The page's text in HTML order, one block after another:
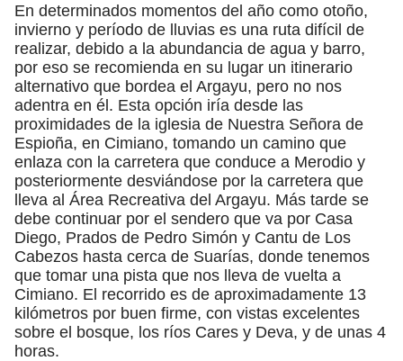
En determinados momentos del año como otoño,
invierno y período de lluvias es una ruta difícil de
realizar, debido a la abundancia de agua y barro,
por eso se recomienda en su lugar un itinerario
alternativo que bordea el Argayu, pero no nos
adentra en él. Esta opción iría desde las
proximidades de la iglesia de Nuestra Señora de
Espioña, en Cimiano, tomando un camino que
enlaza con la carretera que conduce a Merodio y
posteriormente desviándose por la carretera que
lleva al Área Recreativa del Argayu. Más tarde se
debe continuar por el sendero que va por Casa
Diego, Prados de Pedro Simón y Cantu de Los
Cabezos hasta cerca de Suarías, donde tenemos
que tomar una pista que nos lleva de vuelta a
Cimiano. El recorrido es de aproximadamente 13
kilómetros por buen firme, con vistas excelentes
sobre el bosque, los ríos Cares y Deva, y de unas 4
horas.